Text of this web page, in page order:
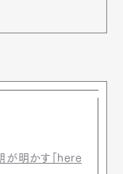
が明かす「here